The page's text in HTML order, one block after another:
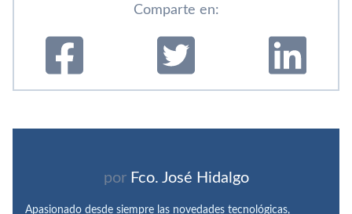
Comparte en:
por Fco. José Hidalgo
Apasionado desde siempre las novedades tecnológicas,